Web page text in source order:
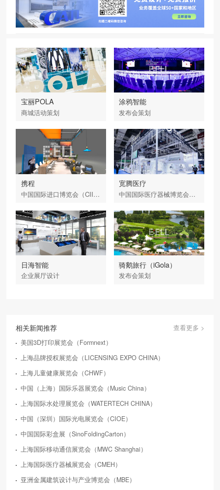
宝丽POLA
商城活动策划
涂鸦智能
发布会策划
携程
中国国际进口博览会（CIIE）
宽腾医疗
中国国际医疗器械博览会（CMEF）
日海智能
企业展厅设计
骑鹅旅行（iGola）
发布会策划
相关新闻推荐
查看更多 >
美国3D打印展览会（Formnext）
上海品牌授权展览会（LICENSING EXPO CHINA）
上海儿童健康展览会（CHWF）
中国（上海）国际乐器展览会（Music China）
上海国际水处理展览会（WATERTECH CHINA）
中国（深圳）国际光电展览会（CIOE）
中国国际彩盒展（SinoFoldingCarton）
上海国际移动通信展览会（MWC Shanghai）
上海国际医疗器械展览会（CMEH）
亚洲金属建筑设计与产业博览会（MBE）